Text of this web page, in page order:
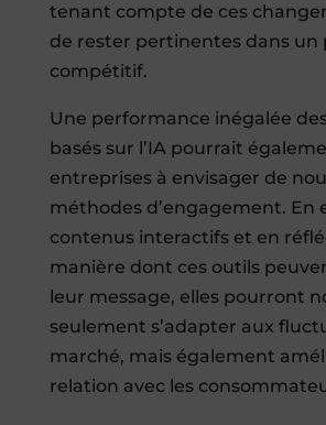
tenant compte de ces
de rester pertinentes dans un
compétitif.
Une performance inégalée
basés sur l’IA pourrait
entreprises à envisager de
méthodes d’engagement. En
contenus interactifs et en
manière dont ces outils
leur message, elles pourront
seulement s’adapter aux
marché, mais également
relation avec les